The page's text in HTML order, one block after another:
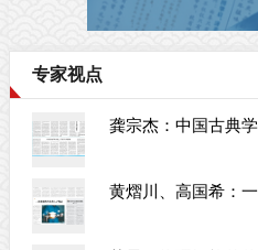
专家视点
龚宗杰：中国古典
黄熠川、高国希：